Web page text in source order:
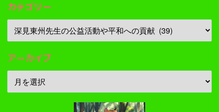
カテゴリー
アーカイブ